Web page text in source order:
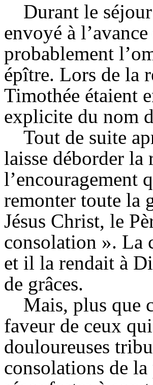
Durant le
envoyé à
probablement
épître. Lors de la
Timothée étaient
explicite du nom
Tout de suite
laisse déborder la
l’encouragement
remonter toute la
Jésus Christ, le
consolation ». La
et il la rendait à
de grâces.
Mais, plus que
faveur de ceux
douloureuses
consolations de